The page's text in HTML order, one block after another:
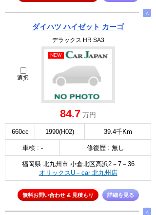
∧
ダイハツ ハイゼット カーゴ
デラックス HR SA3
選択
NEW
84.7 万円
660cc 1990(H02) 39.4千Km
車検 : - 修復歴 : 無し
福岡県 北九州市 小倉北区高浜2－7－36
オリックスU－car 北九州店
無料お問い合わせ & 見積もり 詳細を見る
∧